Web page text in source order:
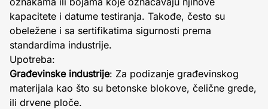
kapacitete i datume testiranja. Takođe, često su
obeležene i sa sertifikatima sigurnosti prema
standardima industrije.
Upotreba:
Građevinske industrije: Za podizanje građevinskog
materijala kao što su betonske blokove, čelične grede,
ili drvene ploče.